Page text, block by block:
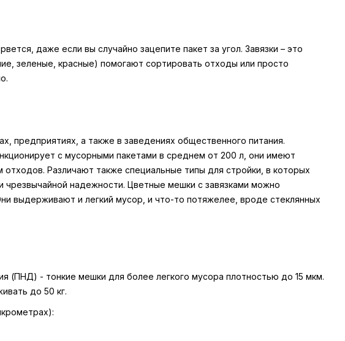
даже если вы случайно зацепите пакет за угол. Завязки – это
зеленые, красные) помогают сортировать отходы или просто
предприятиях, а также в заведениях общественного питания.
с мусорными пакетами в среднем от 200 л, они имеют
Различают также специальные типы для стройки, в которых
надежности. Цветные мешки с завязками можно
выдерживают и легкий мусор, и что-то потяжелее, вроде стеклянных
(ПНД) - тонкие мешки для более легкого мусора плотностью до 15 мкм.
до 50 кг.